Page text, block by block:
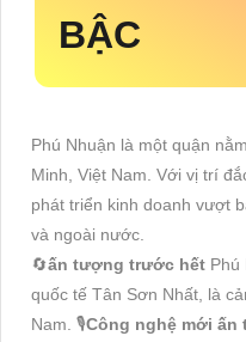
BẬC
Phú Nhuận là một quận
Minh, Việt Nam. Với vị trí
phát triển kinh doanh vượt
và ngoài nước.
🔄ấn tượng trước hết Phú
quốc tế Tân Sơn Nhất, là
Nam. 🎙Công nghệ mới